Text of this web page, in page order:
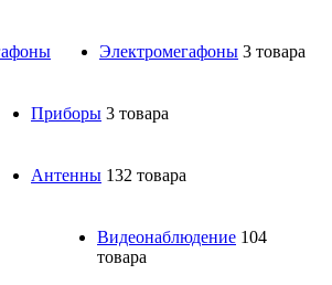
Электромегафоны 3 товара
Приборы 3 товара
Антенны 132 товара
Видеонаблюдение 104
товара